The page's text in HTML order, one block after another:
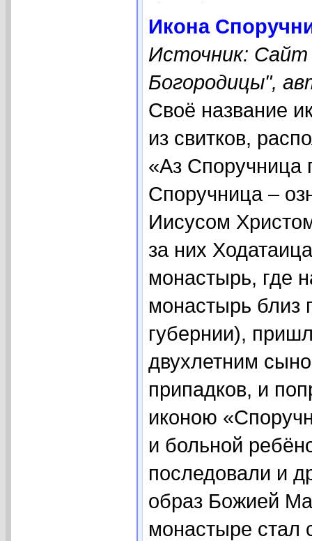
Икона
Источник: Сайт
Богородицы",
Своё название
из свитков,
«Аз
Споручница –
Иисусом
за них
монастырь, где
монастырь близ
губернии),
двухлетним
припадков, и
иконою
и больной
последовали и
образ Божией
монастыре стал